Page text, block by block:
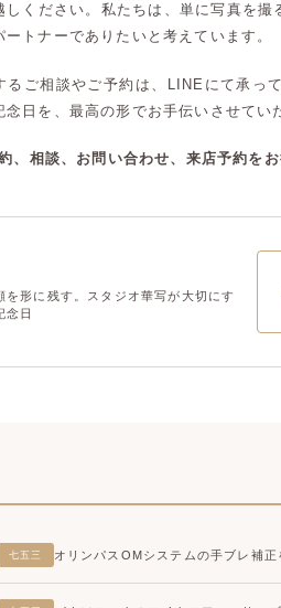
しください。私たちは、単に写真を
ートナーでありたいと考えています。
るご相談やご予約は、LINEにて承っ
念日を、最高の形でお手伝いさせてい
、相談、お問い合わせ、来店予約をお
を形に残す。スタジオ華写が大切にす
念日
七五三 オリンパスOMシステムの手ブレ補